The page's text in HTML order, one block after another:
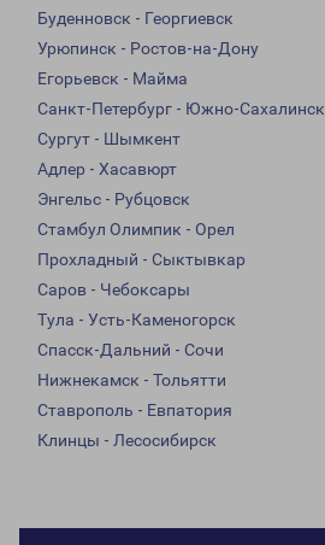
Буденновск - Георгиевск
Урюпинск - Ростов-на-Дону
Егорьевск - Майма
Санкт-Петербург - Южно-Сахалинск
Сургут - Шымкент
Адлер - Хасавюрт
Энгельс - Рубцовск
Стамбул Олимпик - Орел
Прохладный - Сыктывкар
Саров - Чебоксары
Тула - Усть-Каменогорск
Спасск-Дальний - Сочи
Нижнекамск - Тольятти
Ставрополь - Евпатория
Клинцы - Лесосибирск